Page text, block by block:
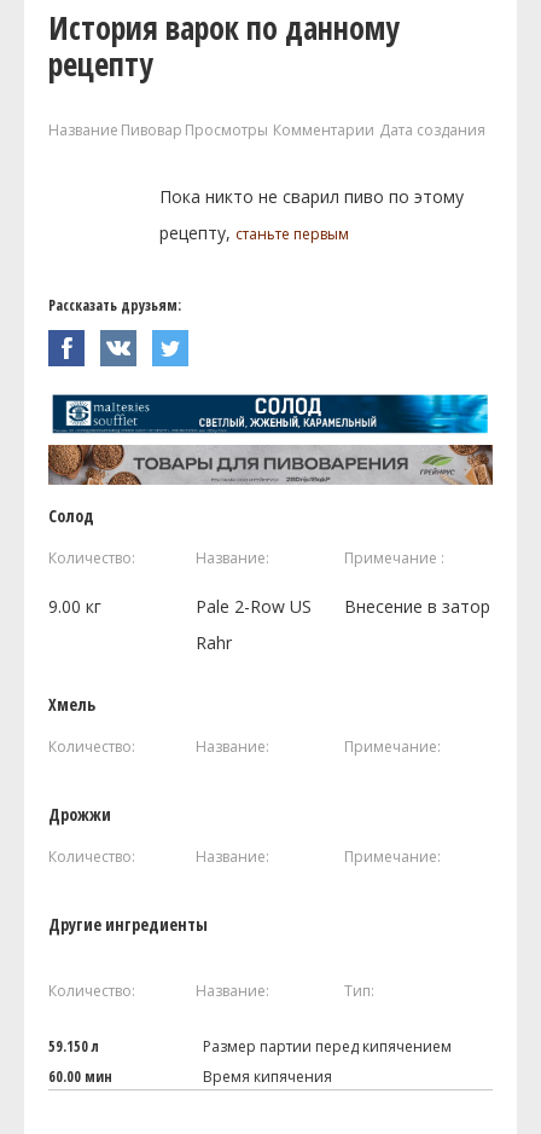
История варок по данному
рецепту
Название Пивовар Просмотры Комментарии Дата создания
Пока никто не сварил пиво по этому
рецепту, станьте первым
Рассказать друзьям:
Солод
Количество: Название: Примечание :
9.00 кг
Pale 2-Row US
Rahr
Внесение в затор
Хмель
Количество: Название: Примечание:
Дрожжи
Количество: Название: Примечание:
Другие ингредиенты
Количество: Название: Тип:
59.150 л
Размер партии перед кипячением
60.00 мин
Время кипячения